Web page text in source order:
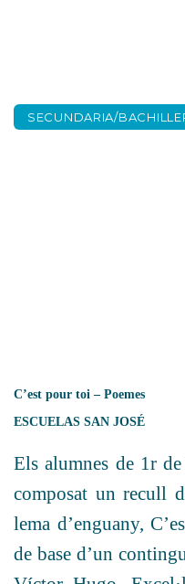
SECUNDARIA/
C’est pour toi – Poemes
ESCUELAS SAN JOSÉ
Els alumnes de 1r
composat un recull
lema d’enguany,
de base d’un